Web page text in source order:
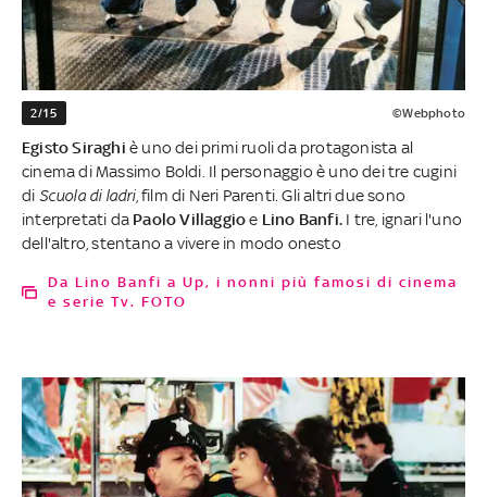
2/15 ©Webphoto
Egisto Siraghi è uno dei primi ruoli da protagonista al
cinema di Massimo Boldi. Il personaggio è uno dei tre cugini
di Scuola di ladri, film di Neri Parenti. Gli altri due sono
interpretati da Paolo Villaggioe Lino Banfi. I tre, ignari l'uno
dell'altro, stentano a vivere in modo onesto
Da Lino Banfi a Up, i nonni più famosi di cinema
e serie Tv. FOTO